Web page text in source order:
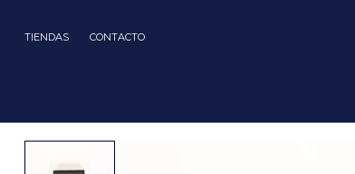
TIENDAS CONTACTO